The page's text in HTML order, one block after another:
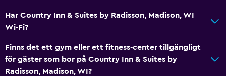
Hårfön
Toalettpapper
Privat badrum
Har Country Inn & Suites by Radisson, Madison, WI
Wi-Fi?
Finns det ett gym eller ett fitness-center tillgängligt
för gäster som bor på Country Inn & Suites by
Radisson, Madison, WI?